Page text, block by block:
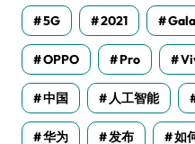
5G 2021
OPPO Pro
中国 人工智能
华为 发布 如